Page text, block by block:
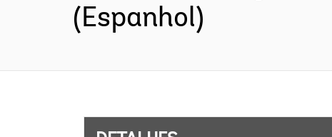
(Espanhol)